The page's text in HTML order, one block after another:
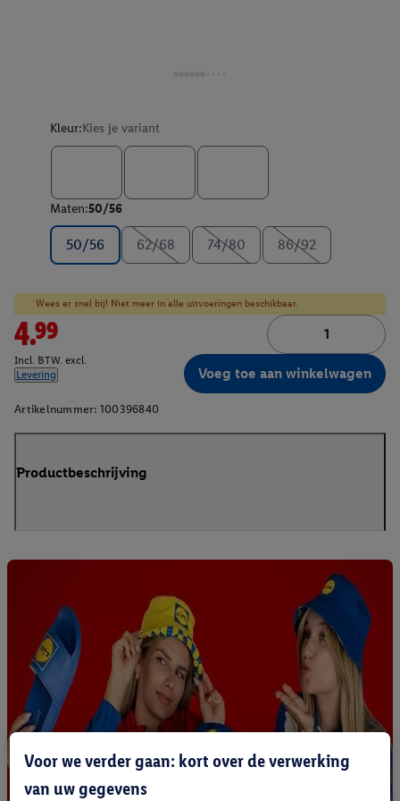
Kleur:Kies je variant
Maten:50/56
50/56 62/68 74/80 86/92
Wees er snel bij! Niet meer in alle uitvoeringen beschikbaar.
4.99
Incl. BTW. excl.
Levering
Voeg toe aan winkelwagen
Artikelnummer: 100396840
Productbeschrijving
Voor we verder gaan: kort over de verwerking
van uw gegevens